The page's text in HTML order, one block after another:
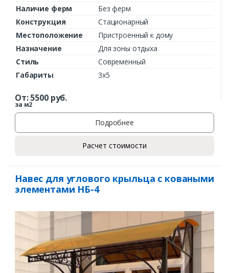
Наличие ферм
Без ферм
Конструкция
Стационарный
Местоположение
Пристроенный к дому
Назначение
Для зоны отдыха
Стиль
Современный
Габариты
3х5
От:5500руб.
за м2
Подробнее
Расчет стоимости
Навес для углового крыльца с коваными
элементами НБ-4